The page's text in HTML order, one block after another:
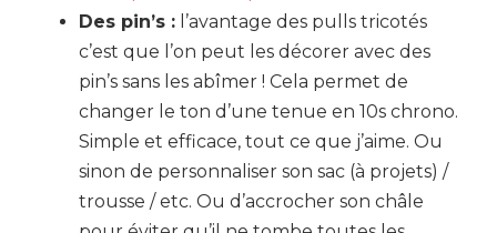
Des pin’s : l’avantage des pulls tricotés
c’est que l’on peut les décorer avec des
pin’s sans les abîmer ! Cela permet de
changer le ton d’une tenue en 10s chrono.
Simple et efficace, tout ce que j’aime. Ou
sinon de personnaliser son sac (à projets) /
trousse / etc. Ou d’accrocher son châle